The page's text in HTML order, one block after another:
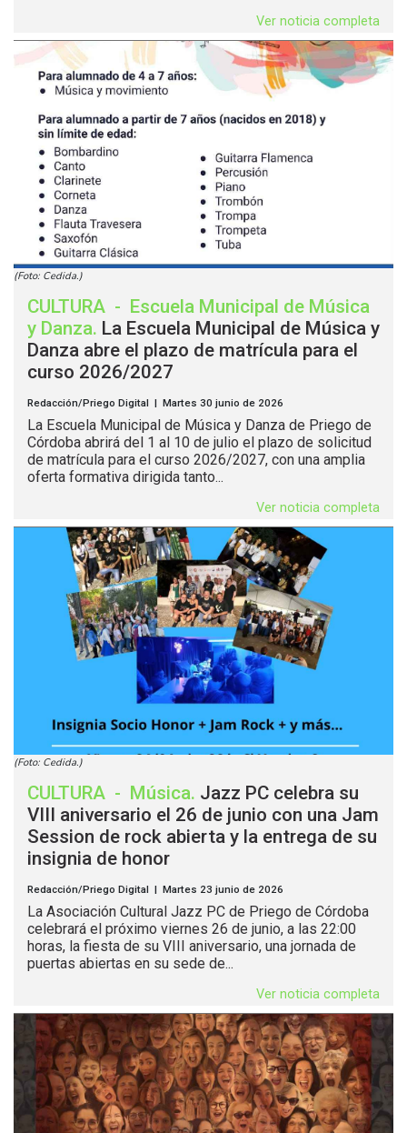
Ver noticia completa
(Foto: Cedida.)
CULTURA - Escuela Municipal de Música
y Danza. La Escuela Municipal de Música y
Danza abre el plazo de matrícula para el
curso 2026/2027
Redacción/Priego Digital | Martes 30 junio de 2026
La Escuela Municipal de Música y Danza de Priego de
Córdoba abrirá del 1 al 10 de julio el plazo de solicitud
de matrícula para el curso 2026/2027, con una amplia
oferta formativa dirigida tanto...
Ver noticia completa
(Foto: Cedida.)
CULTURA - Música. Jazz PC celebra su
VIII aniversario el 26 de junio con una Jam
Session de rock abierta y la entrega de su
insignia de honor
Redacción/Priego Digital | Martes 23 junio de 2026
La Asociación Cultural Jazz PC de Priego de Córdoba
celebrará el próximo viernes 26 de junio, a las 22:00
horas, la fiesta de su VIII aniversario, una jornada de
puertas abiertas en su sede de...
Ver noticia completa